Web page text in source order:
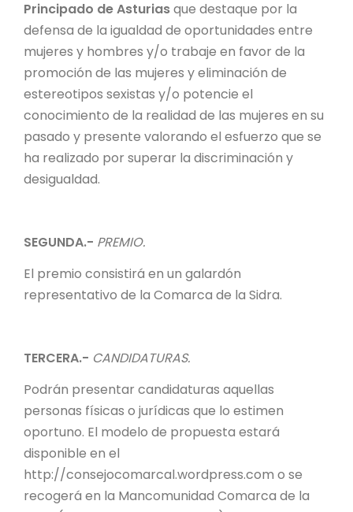
Principado de Asturiasque destaque por la
defensa de la igualdad de oportunidades entre
mujeres y hombres y/o trabaje en favor de la
promoción de las mujeres y eliminación de
estereotipos sexistas y/o potencie el
conocimiento de la realidad de las mujeres en su
pasado y presente valorando el esfuerzo que se
ha realizado por superar la discriminación y
desigualdad.
SEGUNDA.- PREMIO.
El premio consistirá en un galardón
representativo de la Comarca de la Sidra.
TERCERA.- CANDIDATURAS.
Podrán presentar candidaturas aquellas
personas físicas o jurídicas que lo estimen
oportuno. El modelo de propuesta estará
disponible en el
http://consejocomarcal.wordpress.com o se
recogerá en la Mancomunidad Comarca de la